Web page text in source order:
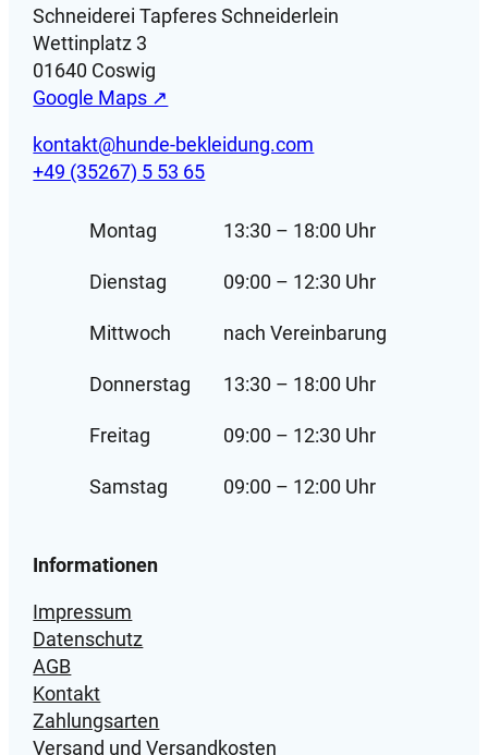
Schneiderei Tapferes Schneiderlein
Wettinplatz 3
01640 Coswig
Google Maps ↗
kontakt@hunde-bekleidung.com
+49 (35267) 5 53 65
Montag 13:30 – 18:00 Uhr
Dienstag 09:00 – 12:30 Uhr
Mittwoch nach Vereinbarung
Donnerstag 13:30 – 18:00 Uhr
Freitag 09:00 – 12:30 Uhr
Samstag 09:00 – 12:00 Uhr
Informationen
Impressum
Datenschutz
AGB
Kontakt
Zahlungsarten
Versand und Versandkosten